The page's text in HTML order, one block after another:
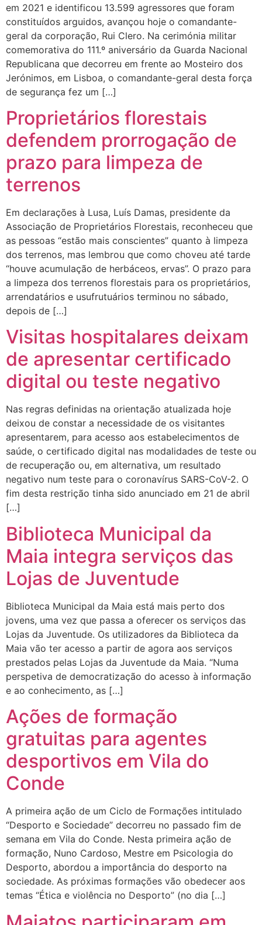
em 2021 e identificou 13.599 agressores que foram
constituídos arguidos, avançou hoje o comandante-
geral da corporação, Rui Clero. Na cerimónia militar
comemorativa do 111.º aniversário da Guarda Nacional
Republicana que decorreu em frente ao Mosteiro dos
Jerónimos, em Lisboa, o comandante-geral desta força
de segurança fez um […]
Proprietários florestais
defendem prorrogação de
prazo para limpeza de
terrenos
Em declarações à Lusa, Luís Damas, presidente da
Associação de Proprietários Florestais, reconheceu que
as pessoas “estão mais conscientes” quanto à limpeza
dos terrenos, mas lembrou que como choveu até tarde
“houve acumulação de herbáceos, ervas”. O prazo para
a limpeza dos terrenos florestais para os proprietários,
arrendatários e usufrutuários terminou no sábado,
depois de […]
Visitas hospitalares deixam
de apresentar certificado
digital ou teste negativo
Nas regras definidas na orientação atualizada hoje
deixou de constar a necessidade de os visitantes
apresentarem, para acesso aos estabelecimentos de
saúde, o certificado digital nas modalidades de teste ou
de recuperação ou, em alternativa, um resultado
negativo num teste para o coronavírus SARS-CoV-2. O
fim desta restrição tinha sido anunciado em 21 de abril
[…]
Biblioteca Municipal da
Maia integra serviços das
Lojas de Juventude
Biblioteca Municipal da Maia está mais perto dos
jovens, uma vez que passa a oferecer os serviços das
Lojas da Juventude. Os utilizadores da Biblioteca da
Maia vão ter acesso a partir de agora aos serviços
prestados pelas Lojas da Juventude da Maia. “Numa
perspetiva de democratização do acesso à informação
e ao conhecimento, as […]
Ações de formação
gratuitas para agentes
desportivos em Vila do
Conde
A primeira ação de um Ciclo de Formações intitulado
“Desporto e Sociedade” decorreu no passado fim de
semana em Vila do Conde. Nesta primeira ação de
formação, Nuno Cardoso, Mestre em Psicologia do
Desporto, abordou a importância do desporto na
sociedade. As próximas formações vão obedecer aos
temas “Ética e violência no Desporto” (no dia […]